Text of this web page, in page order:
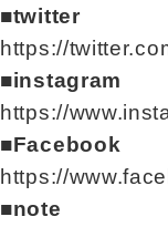
■twitter
https://
■instagram
https://
■Facebook
https://
■note